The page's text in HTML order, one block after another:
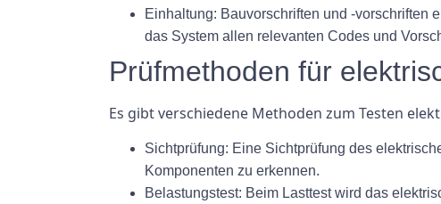
Einhaltung: Bauvorschriften und -vorschriften
das System allen relevanten Codes und
Prüfmethoden für
Es gibt verschiedene Methoden zum Testen
Sichtprüfung: Eine Sichtprüfung des
Komponenten zu erkennen.
Belastungstest: Beim Lasttest wird das